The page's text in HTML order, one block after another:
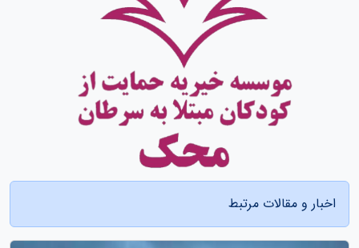
اخبار و مقالات مرتبط